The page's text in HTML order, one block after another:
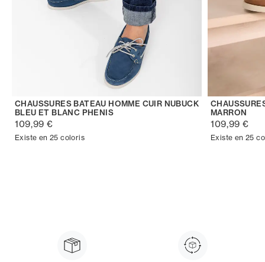
CHAUSSURES BATEAU HOMME CUIR NUBUCK
BLEU ET BLANC PHENIS
109,99 €
Existe en 25 coloris
MARRON
109,99 €
Existe en 25